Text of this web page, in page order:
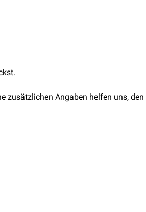
zusätzlichen Angaben helfen uns, den